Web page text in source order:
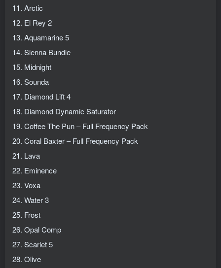
11. Arctic
12. El Rey 2
13. Aquamarine 5
14. Sienna Bundle
15. Midnight
16. Sounda
17. Diamond Lift 4
18. Diamond Dynamic Saturator
19. Coffee The Pun – Full Frequency Pack
20. Coral Baxter – Full Frequency Pack
21. Lava
22. Eminence
23. Voxa
24. Water 3
25. Frost
26. Opal Comp
27. Scarlet 5
28. Olive